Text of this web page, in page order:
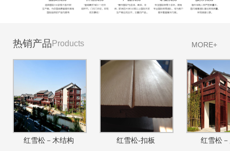
热销产品 Products MORE+
红雪松－木结构 红雪松-扣板 红雪松